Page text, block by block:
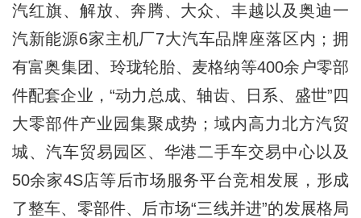
汽红旗、解放、奔腾、大众、丰越以及奥迪一
汽新能源6家主机厂7大汽车品牌座落区内；拥
有富奥集团、玲珑轮胎、麦格纳等400余户零部
件配套企业，“动力总成、轴齿、日系、盛世”四
大零部件产业园集聚成势；域内高力北方汽贸
城、汽车贸易园区、华港二手车交易中心以及
50余家4S店等后市场服务平台竞相发展，形成
了整车、零部件、后市场“三线并进”的发展格局